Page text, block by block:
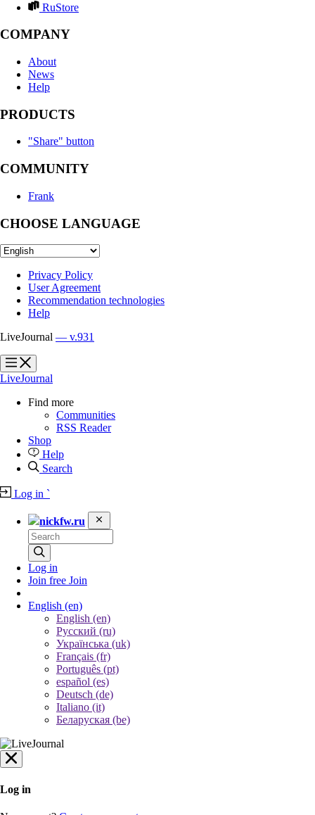
RuStore
COMPANY
About
News
Help
PRODUCTS
"Share" button
COMMUNITY
Frank
CHOOSE LANGUAGE
Privacy Policy
User Agreement
Recommendation technologies
Help
LiveJournal — v.931
?
?
LiveJournal
Find more
Communities
RSS Reader
Shop
Help
Search
Log in `
nickfw.ru
Log in
Join free Join
English (en)
English (en)
Русский (ru)
Українська (uk)
Français (fr)
Português (pt)
español (es)
Deutsch (de)
Italiano (it)
Беларуская (be)
Log in